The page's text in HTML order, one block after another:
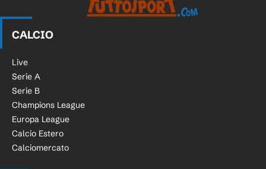
CALCIO
Live
Serie A
Serie B
Champions League
Europa League
Calcio Estero
Calciomercato